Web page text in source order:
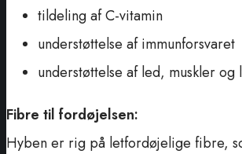
tildeling af C-vitamin
understøttelse af immunforsvaret
understøttelse af led, muskler og
Fibre til fordøjelsen:
Hyben er rig på letfordøjelige fibre,